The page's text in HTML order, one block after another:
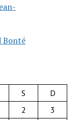
Bonté
S
D
2
3